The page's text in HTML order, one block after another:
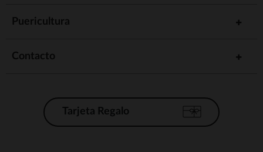
Puericultura
Contacto
Tarjeta Regalo